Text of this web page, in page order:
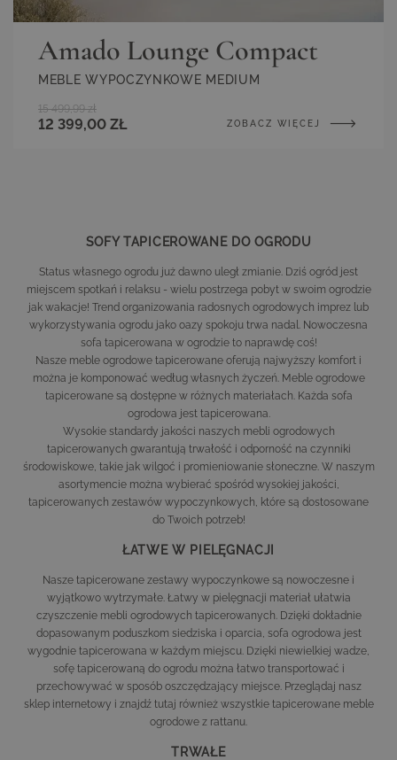
Amado Lounge Compact
MEBLE WYPOCZYNKOWE MEDIUM
12 399,00 ZŁ
15 499,99 zł
ZOBACZ WIĘCEJ
SOFY TAPICEROWANE DO OGRODU
Status własnego ogrodu już dawno uległ zmianie. Dziś ogród jest
miejscem spotkań i relaksu - wielu postrzega pobyt w swoim ogrodzie
jak wakacje! Trend organizowania radosnych ogrodowych imprez lub
wykorzystywania ogrodu jako oazy spokoju trwa nadal. Nowoczesna
sofa tapicerowana w ogrodzie to naprawdę coś!
Nasze meble ogrodowe tapicerowane oferują najwyższy komfort i
można je komponować według własnych życzeń. Meble ogrodowe
tapicerowane są dostępne w różnych materiałach. Każda sofa
ogrodowa jest tapicerowana.
Wysokie standardy jakości naszych mebli ogrodowych
tapicerowanych gwarantują trwałość i odporność na czynniki
środowiskowe, takie jak wilgoć i promieniowanie słoneczne. W naszym
asortymencie można wybierać spośród wysokiej jakości,
tapicerowanych zestawów wypoczynkowych, które są dostosowane
do Twoich potrzeb!
ŁATWE W PIELĘGNACJI
Nasze tapicerowane zestawy wypoczynkowe są nowoczesne i
wyjątkowo wytrzymałe. Łatwy w pielęgnacji materiał ułatwia
czyszczenie mebli ogrodowych tapicerowanych. Dzięki dokładnie
dopasowanym poduszkom siedziska i oparcia, sofa ogrodowa jest
wygodnie tapicerowana w każdym miejscu. Dzięki niewielkiej wadze,
sofę tapicerowaną do ogrodu można łatwo transportować i
przechowywać w sposób oszczędzający miejsce. Przeglądaj nasz
sklep internetowy i znajdź tutaj również wszystkie tapicerowane meble
ogrodowe z rattanu.
TRWAŁE